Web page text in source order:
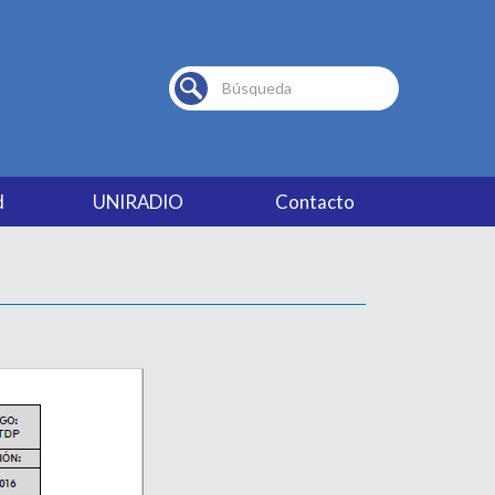
Buscar...
UNIRADIO Contacto